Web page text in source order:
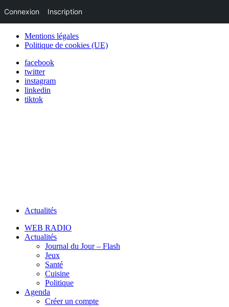
Mentions légales
Politique de cookies (UE)
facebook
twitter
instagram
linkedin
tiktok
Actualités
WEB RADIO
Actualités
Journal du Jour – Flash
Jeux
Santé
Cuisine
Politique
Agenda
Créer un compte
Connexion Inscription